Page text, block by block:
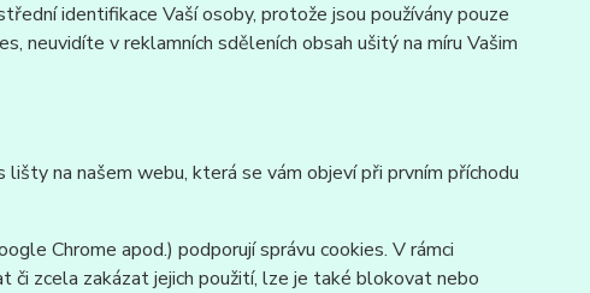
identifikace Vaší osoby, protože jsou používány pouze
neuvidíte v reklamních sděleních obsah ušitý na míru Vašim
na našem webu, která se vám objeví při prvním příchodu
Chrome apod.) podporují správu cookies. V rámci
zcela zakázat jejich použití, lze je také blokovat nebo